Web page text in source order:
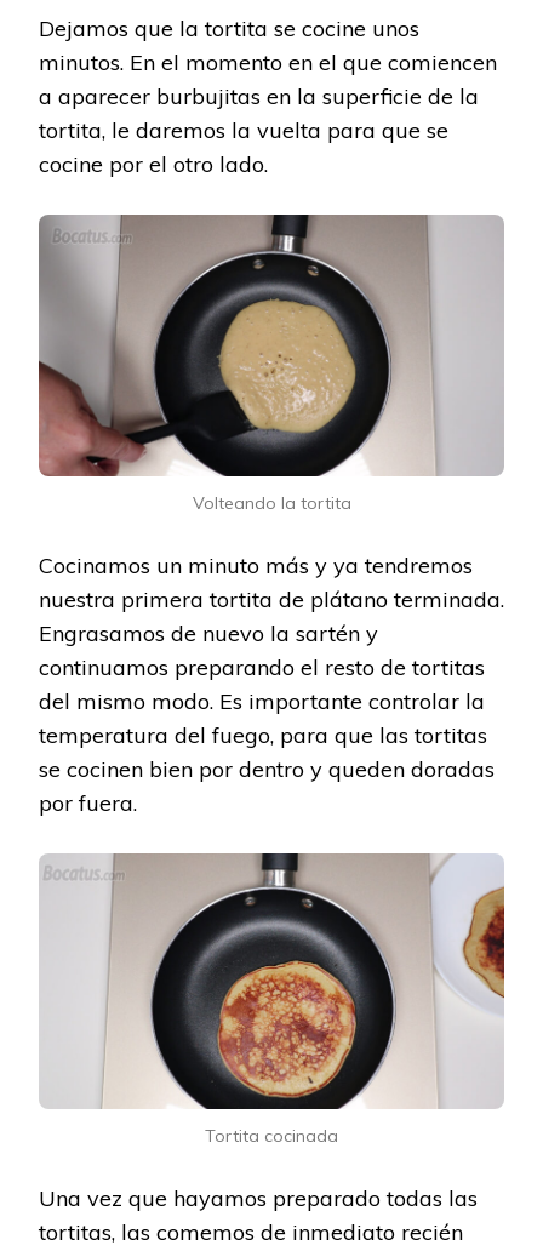
Dejamos que la tortita se cocine unos
minutos. En el momento en el que comiencen
a aparecer burbujitas en la superficie de la
tortita, le daremos la vuelta para que se
cocine por el otro lado.
Volteando la tortita
Cocinamos un minuto más y ya tendremos
nuestra primera tortita de plátano terminada.
Engrasamos de nuevo la sartén y
continuamos preparando el resto de tortitas
del mismo modo. Es importante controlar la
temperatura del fuego, para que las tortitas
se cocinen bien por dentro y queden doradas
por fuera.
Tortita cocinada
Una vez que hayamos preparado todas las
tortitas, las comemos de inmediato recién